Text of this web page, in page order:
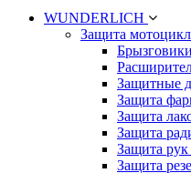
WUNDERLICH
Защита
Брызговики
Защитные
Защита
Защита
Защита
Защита
Защита